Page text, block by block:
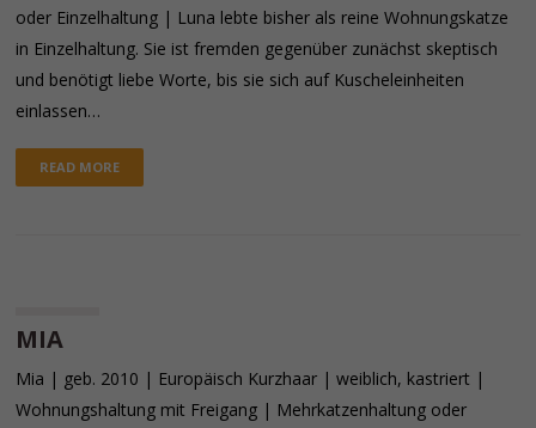
oder Einzelhaltung | Luna lebte bisher als reine Wohnungskatze
in Einzelhaltung. Sie ist fremden gegenüber zunächst skeptisch
und benötigt liebe Worte, bis sie sich auf Kuscheleinheiten
einlassen…
READ MORE
MIA
Mia | geb. 2010 | Europäisch Kurzhaar | weiblich, kastriert |
Wohnungshaltung mit Freigang | Mehrkatzenhaltung oder